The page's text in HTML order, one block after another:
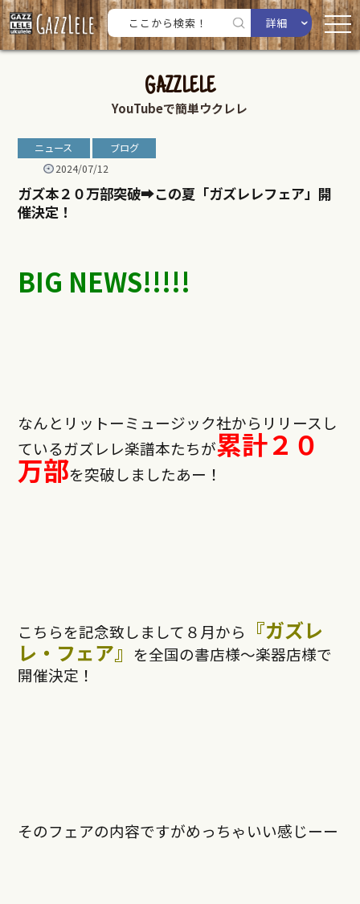
詳細
GAZZLELE
YouTubeで簡単ウクレレ
ニュース
ブログ
2024/07/12
ガズ本２０万部突破➡︎この夏「ガズレレフェア」開
催決定！
BIG NEWS!!!!!
なんとリットーミュージック社からリリースし
ているガズレレ楽譜本たちが累計２０
万部を突破しましたあー！
こちらを記念致しまして８月から
『ガズレ
レ・フェア』 を全国の書店様〜楽器店様で
開催決定！
そのフェアの内容ですがめっちゃいい感じーー